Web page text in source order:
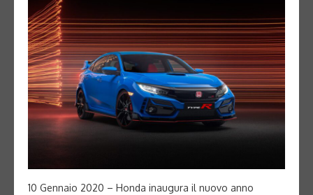
10 Gennaio 2020 – Honda inaugura il nuovo anno